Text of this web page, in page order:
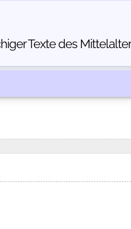
Texte des